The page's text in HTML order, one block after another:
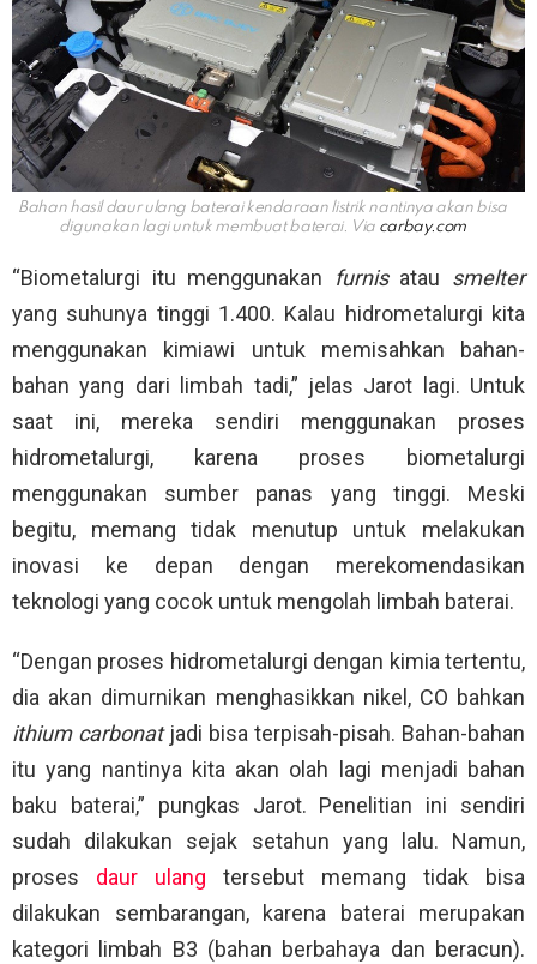
Bahan hasil daur ulang baterai kendaraan listrik nantinya akan bisa
digunakan lagi untuk membuat baterai. Via carbay.com
“Biometalurgi itu menggunakan furnisatau smelter
yang suhunya tinggi 1.400. Kalau hidrometalurgi kita
menggunakan kimiawi untuk memisahkan bahan-
bahan yang dari limbah tadi,” jelas Jarot lagi. Untuk
saat ini, mereka sendiri menggunakan proses
hidrometalurgi, karena proses biometalurgi
menggunakan sumber panas yang tinggi. Meski
begitu, memang tidak menutup untuk melakukan
inovasi ke depan dengan merekomendasikan
teknologi yang cocok untuk mengolah limbah baterai.
“Dengan proses hidrometalurgi dengan kimia tertentu,
dia akan dimurnikan menghasikkan nikel, CO bahkan
ithium carbonatjadi bisa terpisah-pisah. Bahan-bahan
itu yang nantinya kita akan olah lagi menjadi bahan
baku baterai,” pungkas Jarot. Penelitian ini sendiri
sudah dilakukan sejak setahun yang lalu. Namun,
proses daur ulang tersebut memang tidak bisa
dilakukan sembarangan, karena baterai merupakan
kategori limbah B3 (bahan berbahaya dan beracun).